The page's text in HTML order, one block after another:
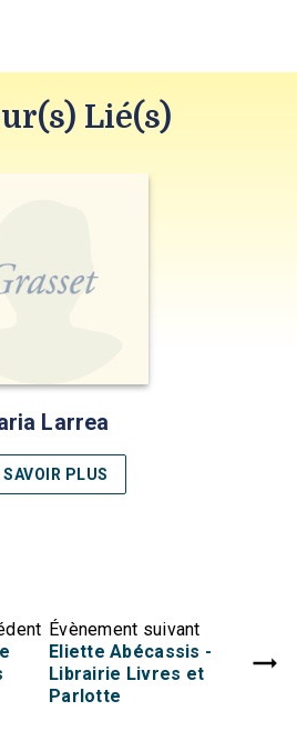
Lié(s)
Larrea
SAVOIR PLUS
Évènement suivant
Eliette Abécassis -
Librairie Livres et
Parlotte